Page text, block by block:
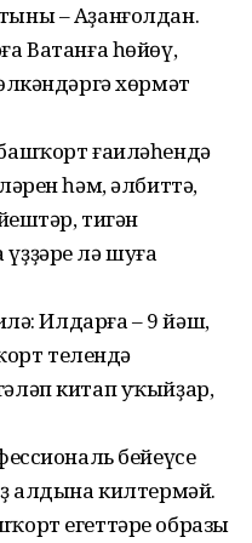
– Аҙанғолдан.
Ватанға һөйөү,
хөрмәт
ғаиләһендә
һәм, әлбиттә,
тигән
лә шуға
Илдарға – 9 йәш,
телендә
китап уҡыйҙар,
бейеүсе
алдына килтермәй.
егеттәре образы